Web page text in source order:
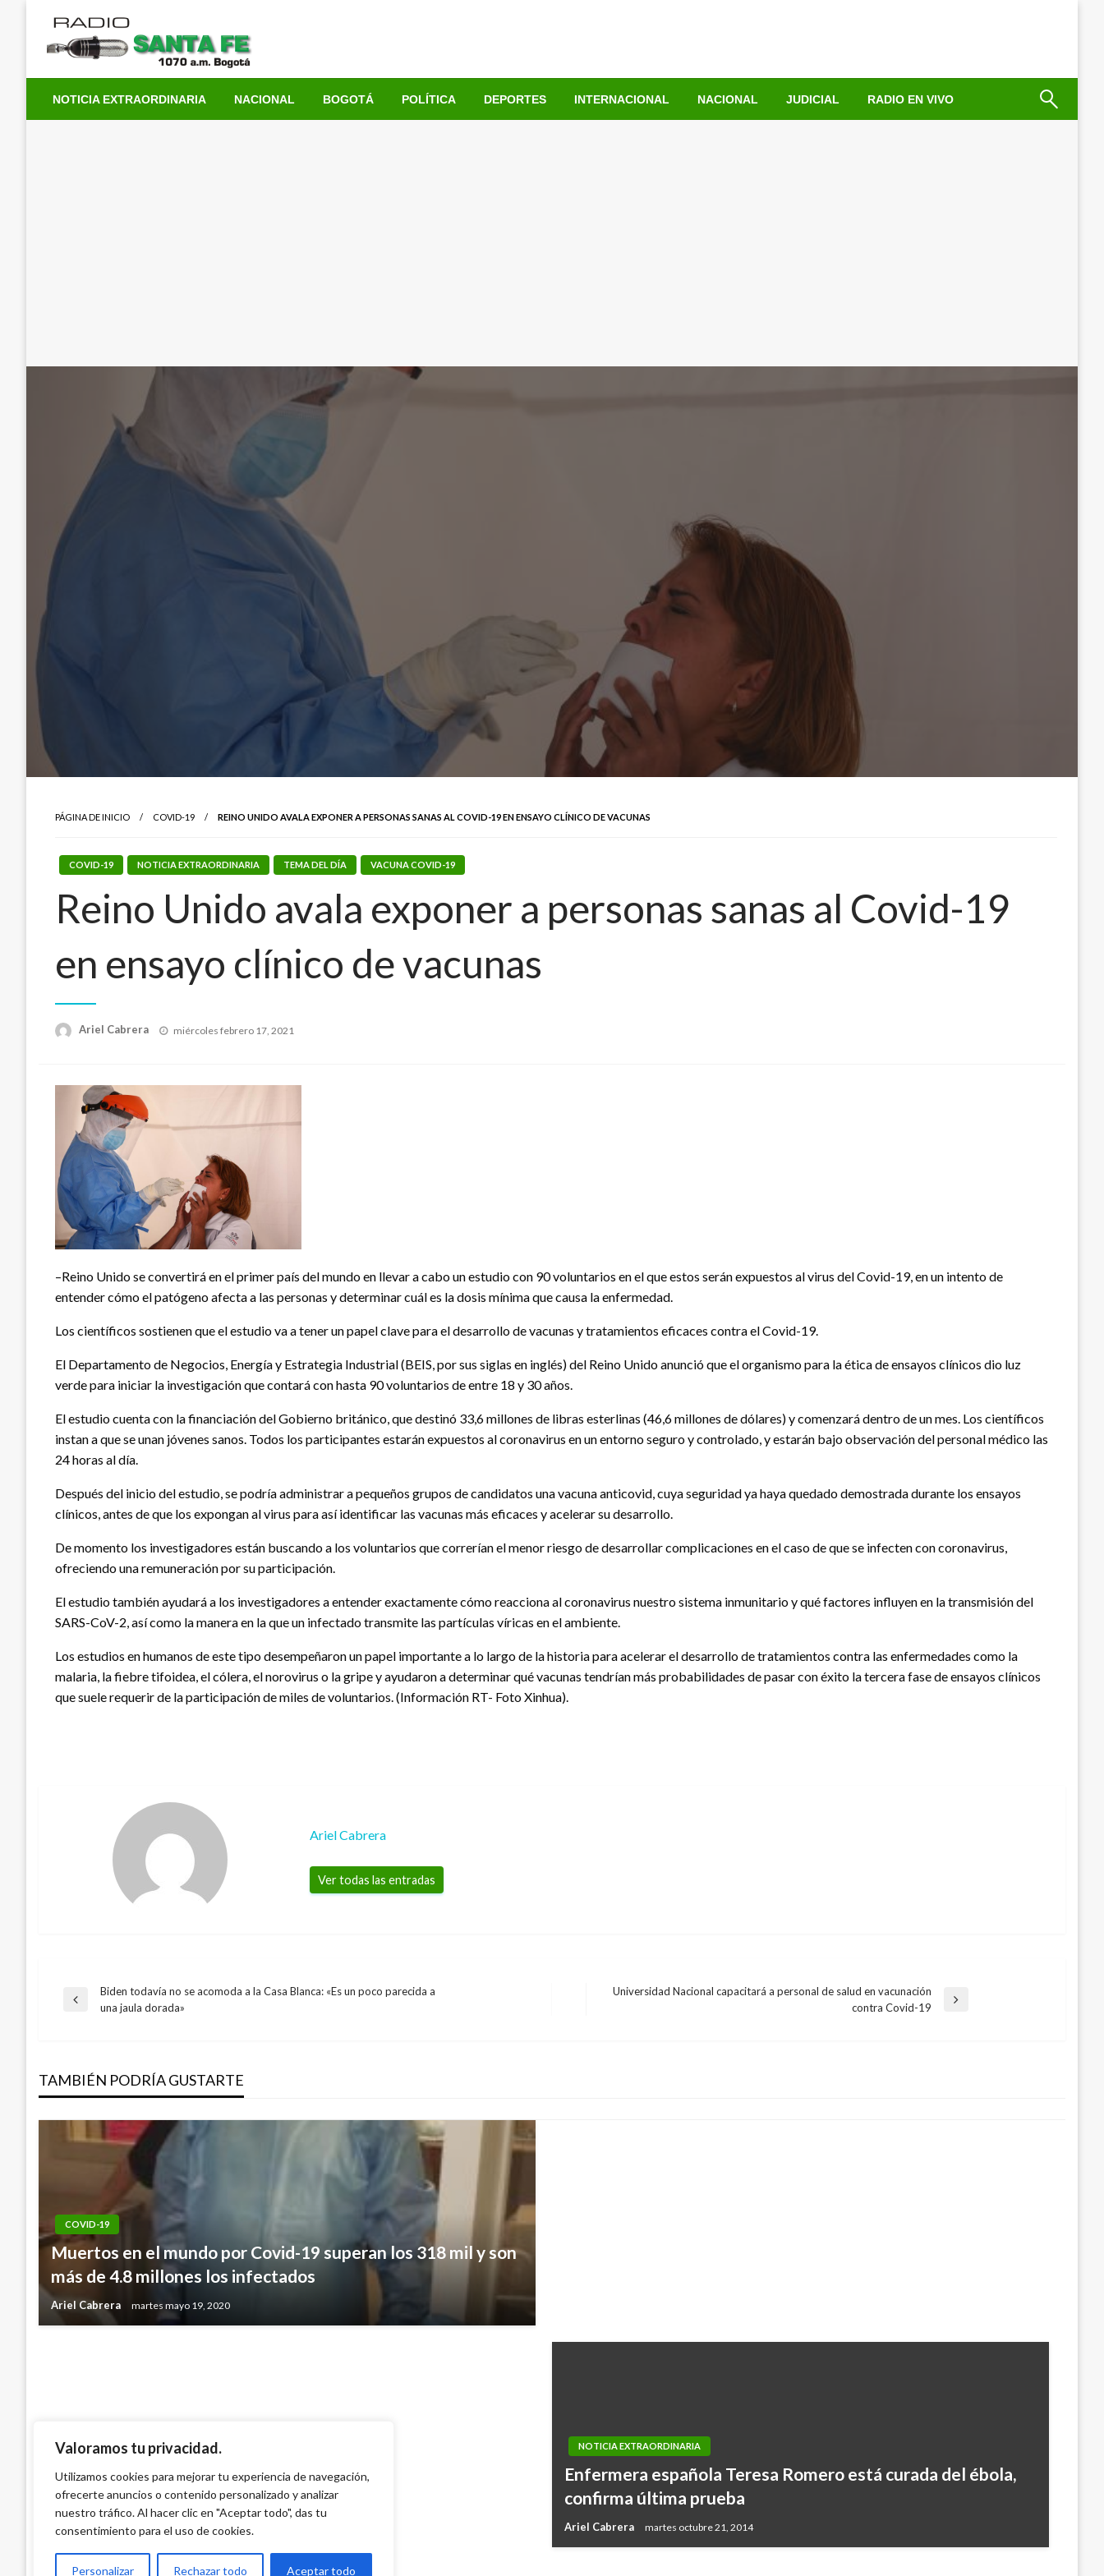
Valoramos tu privacidad.
Utilizamos cookies para mejorar tu experiencia de navegación,
ofrecerte anuncios o contenido personalizado y analizar
nuestro tráfico. Al hacer clic en "Aceptar todo", das tu
consentimiento para el uso de cookies.
Personalizar Rechazar todo Aceptar todo
contenido
NOTICIA EXTRAORDINARIA NACIONAL BOGOTÁ POLÍTICA DEPORTES INTERNACIONAL NACIONAL JUDICIAL RADIO EN VIVO
PÁGINA DE INICIO COVID-19 REINO UNIDO AVALA EXPONER A PERSONAS SANAS AL COVID-19 EN ENSAYO CLÍNICO DE VACUNAS
COVID-19 NOTICIA EXTRAORDINARIA TEMA DEL DÍA VACUNA COVID-19
Reino Unido avala exponer a personas sanas al Covid-19
en ensayo clínico de vacunas
Ariel Cabrera
Publicado
miércoles febrero 17, 2021
–Reino Unido se convertirá en el primer país del mundo en llevar a cabo un estudio con 90 voluntarios en el que estos serán expuestos al virus del Covid-19, en un intento de
entender cómo el patógeno afecta a las personas y determinar cuál es la dosis mínima que causa la enfermedad.
Los científicos sostienen que el estudio va a tener un papel clave para el desarrollo de vacunas y tratamientos eficaces contra el Covid-19.
El Departamento de Negocios, Energía y Estrategia Industrial (BEIS, por sus siglas en inglés) del Reino Unido anunció que el organismo para la ética de ensayos clínicos dio luz
verde para iniciar la investigación que contará con hasta 90 voluntarios de entre 18 y 30 años.
El estudio cuenta con la financiación del Gobierno británico, que destinó 33,6 millones de libras esterlinas (46,6 millones de dólares) y comenzará dentro de un mes. Los científicos
instan a que se unan jóvenes sanos. Todos los participantes estarán expuestos al coronavirus en un entorno seguro y controlado, y estarán bajo observación del personal médico las
24 horas al día.
Después del inicio del estudio, se podría administrar a pequeños grupos de candidatos una vacuna anticovid, cuya seguridad ya haya quedado demostrada durante los ensayos
clínicos, antes de que los expongan al virus para así identificar las vacunas más eficaces y acelerar su desarrollo.
De momento los investigadores están buscando a los voluntarios que correrían el menor riesgo de desarrollar complicaciones en el caso de que se infecten con coronavirus,
ofreciendo una remuneración por su participación.
El estudio también ayudará a los investigadores a entender exactamente cómo reacciona al coronavirus nuestro sistema inmunitario y qué factores influyen en la transmisión del
SARS-CoV-2, así como la manera en la que un infectado transmite las partículas víricas en el ambiente.
Los estudios en humanos de este tipo desempeñaron un papel importante a lo largo de la historia para acelerar el desarrollo de tratamientos contra las enfermedades como la
malaria, la fiebre tifoidea, el cólera, el norovirus o la gripe y ayudaron a determinar qué vacunas tendrían más probabilidades de pasar con éxito la tercera fase de ensayos clínicos
que suele requerir de la participación de miles de voluntarios. (Información RT- Foto Xinhua).
Ariel Cabrera
Ver todas las entradas
Navegación
entradas
Entrada
Biden todavía no se acomoda a la Casa Blanca: «Es un poco parecida a
una jaula dorada»
Universidad Nacional capacitará a personal de salud en vacunación
contra Covid-19
TAMBIÉN PODRÍA GUSTARTE
COVID-19
Muertos en el mundo por Covid-19 superan los 318 mil y son
más de 4.8 millones los infectados
Ariel Cabrera martes mayo 19, 2020
NOTICIA EXTRAORDINARIA
Boyacá: carro bomba explota cerca de mesa de diálogo entre
gobierno y comunidad U’wa en Cubará
Manuel Reyes Beltran jueves diciembre 12, 2019
NOTICIA EXTRAORDINARIA
Enfermera española Teresa Romero está curada del ébola,
confirma última prueba
Ariel Cabrera martes octubre 21, 2014